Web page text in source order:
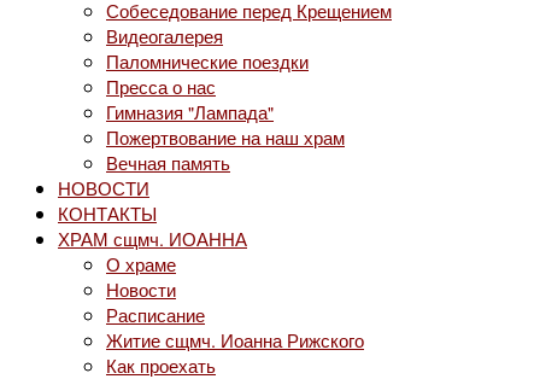
Собеседование перед Крещением
Видеогалерея
Паломнические поездки
Пресса о нас
Гимназия "Лампада"
Пожертвование на наш храм
Вечная память
НОВОСТИ
КОНТАКТЫ
ХРАМ сщмч. ИОАННА
О храме
Новости
Расписание
Житие сщмч. Иоанна Рижского
Как проехать